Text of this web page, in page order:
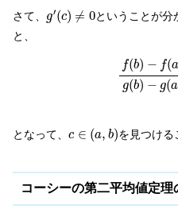
さて、 g′(c) ≠ 0
′(c ) 0
ということが
と、
f(b) − f(a
g(b) − g(a
(b) − )g
となって、 c ∈ (a, b)
a b) を見つける
コーシーの第二平均値定理